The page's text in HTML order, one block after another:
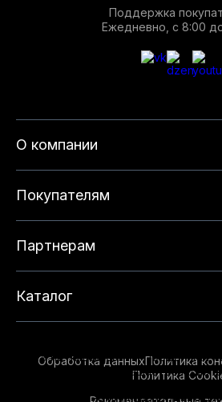
О компании
Покупателям
Партнерам
Каталог
Поддержка
Ежедневно, с 8:00
Обработка данныхПолитика
Политика
опыта на нашем сайте. Продолжая
данный сайт, вы соглашаетесь с